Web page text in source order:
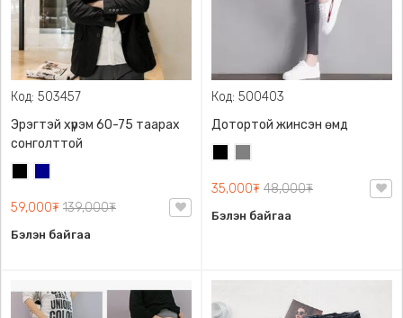
Код: 503457
Эрэгтэй хүрэм 60-75 таарах
сонголттой
59,000₮ 139,000₮
Бэлэн байгаа
Код: 500403
Дотортой жинсэн өмд
35,000₮ 48,000₮
Бэлэн байгаа